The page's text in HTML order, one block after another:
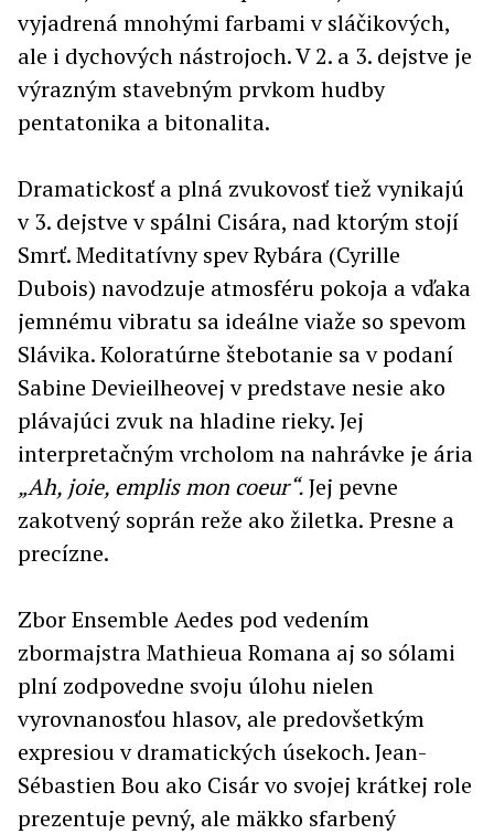
vyjadrená mnohými farbami v sláčikových,
ale i dychových nástrojoch. V 2. a 3. dejstve je
výrazným stavebným prvkom hudby
pentatonika a bitonalita.
Dramatickosť a plná zvukovosť tiež vynikajú
v 3. dejstve v spálni Cisára, nad ktorým stojí
Smrť. Meditatívny spev Rybára (Cyrille
Dubois) navodzuje atmosféru pokoja a vďaka
jemnému vibratu sa ideálne viaže so spevom
Slávika. Koloratúrne štebotanie sa v podaní
Sabine Devieilheovej v predstave nesie ako
plávajúci zvuk na hladine rieky. Jej
interpretačným vrcholom na nahrávke je ária
„Ah, joie, emplis mon coeur“.Jej pevne
zakotvený soprán reže ako žiletka. Presne a
precízne.
Zbor Ensemble Aedes pod vedením
zbormajstra Mathieua Romana aj so sólami
plní zodpovedne svoju úlohu nielen
vyrovnanosťou hlasov, ale predovšetkým
expresiou v dramatických úsekoch. Jean-
Sébastien Bou ako Cisár vo svojej krátkej role
prezentuje pevný, ale mäkko sfarbený